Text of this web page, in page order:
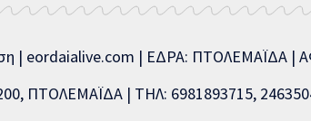
| eordaialive.com | ΕΔΡΑ: ΠΤΟΛΕΜΑΪΔΑ
ΠΤΟΛΕΜΑΪΔΑ | ΤΗΛ: 6981893715,